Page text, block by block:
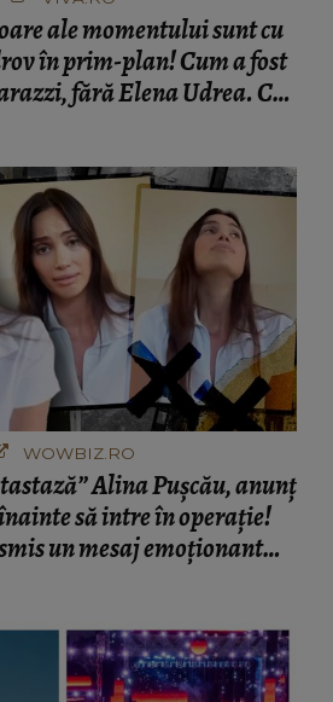
ale momentului sunt cu
în prim-plan! Cum a fost
fără Elena Udrea. Cu
WOWBIZ.RO
Alina Pușcău, anunț
să intre în operație!
un mesaj emoționant